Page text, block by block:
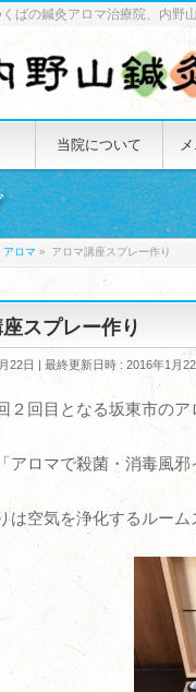
ばの鍼灸アロマ治療院、内野
当院について
アロマ » アロマ講座スプレー作り
スプレー作り
22日 最終更新日時 : 2016年1月22
２回目となる坂東市のア
アロマで殺菌・消毒風邪
は空気を浄化するルーム